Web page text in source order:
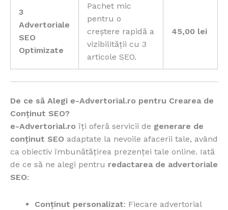
3
Advertoriale
SEO
Optimizate
Pachet mic
pentru o
creștere rapidă a
vizibilității cu 3
articole SEO.
45,00 lei
De ce să Alegi e-Advertorial.ro pentru Crearea de
Conținut SEO?
e-Advertorial.ro îți oferă servicii de generare de
conținut SEO adaptate la nevoile afacerii tale, având
ca obiectiv îmbunătățirea prezenței tale online. Iată
de ce să ne alegi pentru redactarea de advertoriale
SEO:
Conținut personalizat: Fiecare advertorial